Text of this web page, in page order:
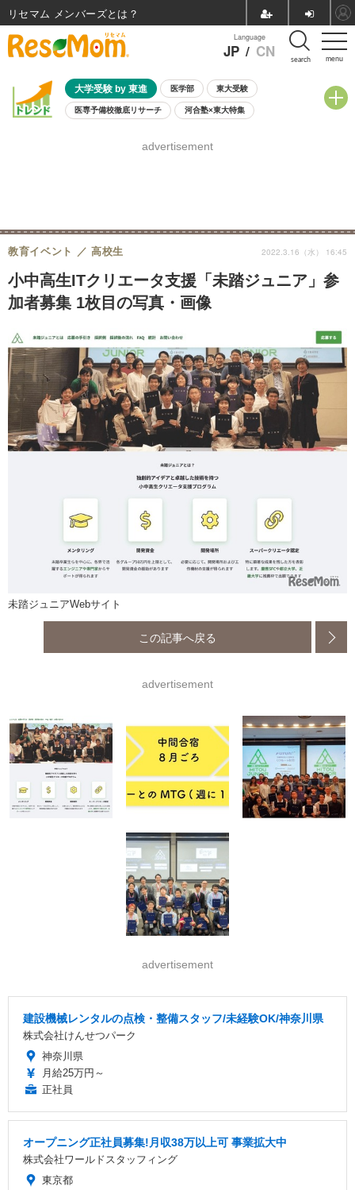
menu
Language
JP / CN search
大学受験 by 東進 医学部 東大受験
医専予備校徹底リサーチ 河合塾×東大特集
8月開催学校説明会・相談会
advertisement
小中高生ITクリエータ支援「未踏ジュニア」参
加者募集 1枚目の写真・画像
教育イベント 高校生 2022.3.16（水） 16:45
未踏ジュニアWebサイト
この記事へ戻る
advertisement
advertisement
建設機械レンタルの点検・整備スタッフ/未経験OK/神奈川県
株式会社けんせつパーク
神奈川県
月給25万円～
正社員
オープニング正社員募集!月収38万以上可 事業拡大中
株式会社ワールドスタッフィング
東京都
リセマム メンバーズ